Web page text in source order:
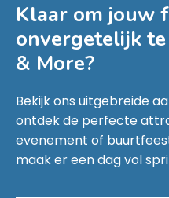
Klaar om jouw
onvergetelijk
& More?
Bekijk ons uitgebreide
ontdek de perfecte
evenement of
maak er een dag vol